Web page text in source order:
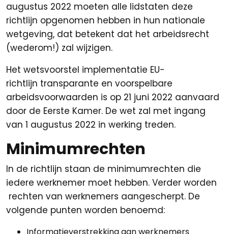
augustus 2022 moeten alle lidstaten deze
richtlijn opgenomen hebben in hun nationale
wetgeving, dat betekent dat het arbeidsrecht
(wederom!) zal wijzigen.
Het wetsvoorstel implementatie EU-
richtlijn transparante en voorspelbare
arbeidsvoorwaarden is op 21 juni 2022 aanvaard
door de Eerste Kamer. De wet zal met ingang
van 1 augustus 2022 in werking treden.
Minimumrechten
In de richtlijn staan de minimumrechten die
iedere werknemer moet hebben. Verder worden
rechten van werknemers aangescherpt. De
volgende punten worden benoemd: